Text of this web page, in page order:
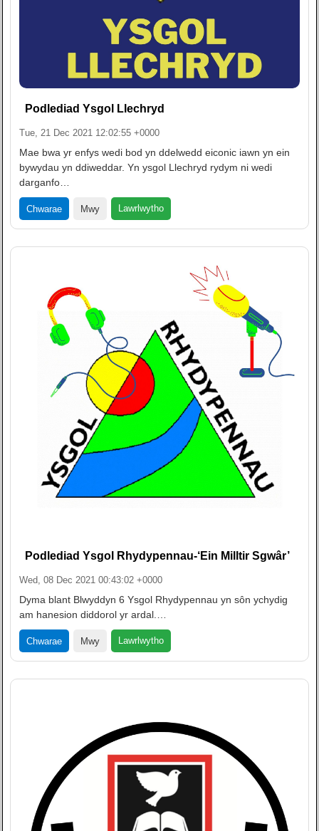
Podlediad Ysgol Llechryd
Tue, 21 Dec 2021 12:02:55 +0000
Mae bwa yr enfys wedi bod yn ddelwedd eiconic iawn yn ein
bywydau yn ddiweddar. Yn ysgol Llechryd rydym ni wedi
darganfo…
Chwarae Mwy Lawrlwytho
Podlediad Ysgol Rhydypennau-‘Ein Milltir Sgwâr’
Wed, 08 Dec 2021 00:43:02 +0000
Dyma blant Blwyddyn 6 Ysgol Rhydypennau yn sôn ychydig
am hanesion diddorol yr ardal.…
Chwarae Mwy Lawrlwytho